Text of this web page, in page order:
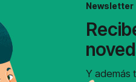
Newsletter
Y además